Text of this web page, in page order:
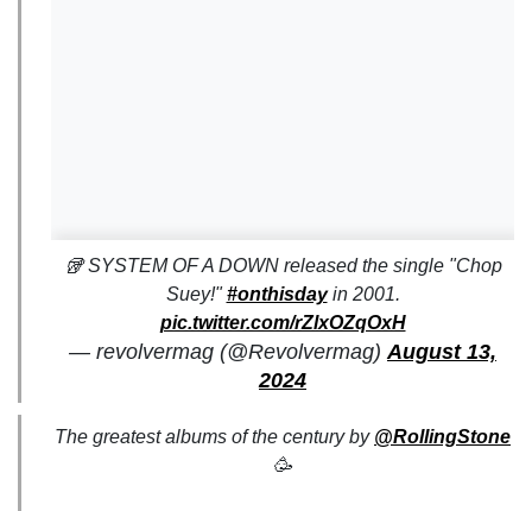
🥡 SYSTEM OF A DOWN released the single "Chop
Suey!"#onthisdayin 2001.
pic.twitter.com/rZlxOZqOxH
— revolvermag (@Revolvermag)August 13,
2024
The greatest albums of the century by @RollingStone
🥳